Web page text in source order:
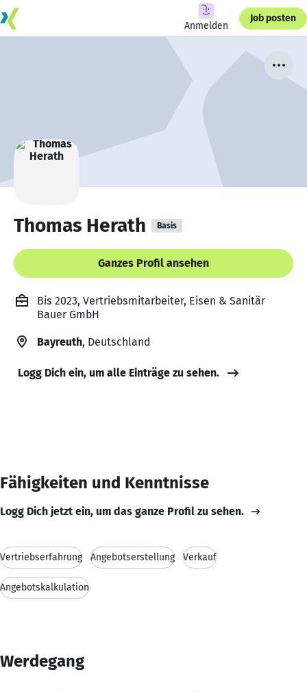
Anmelden
Job posten
Thomas Herath Basis
Ganzes Profil ansehen
Bis 2023, Vertriebsmitarbeiter, Eisen & Sanitär
Bauer GmbH
Bayreuth, Deutschland
Logg Dich ein, um alle Einträge zu sehen.
Fähigkeiten und Kenntnisse
Logg Dich jetzt ein, um das ganze Profil zu sehen.
Vertriebserfahrung Angebotserstellung Verkauf
Angebotskalkulation
Werdegang